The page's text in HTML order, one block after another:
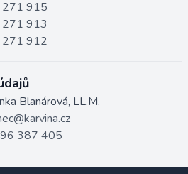
915
913
912
Blanárová, LL.M.
387 405